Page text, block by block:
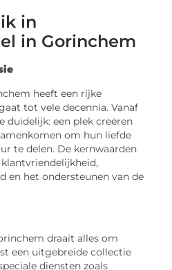
in
in Gorinchem
heeft een rijke
tot vele decennia. Vanaf
duidelijk: een plek creëren
om hun liefde
te delen. De kernwaarden
en het ondersteunen van de
draait alles om
een uitgebreide collectie
diensten zoals